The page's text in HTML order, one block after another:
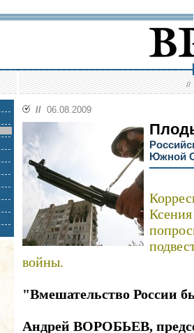
//
// 06.08.2009
Южной
войны.
"Вмешательство России
Андрей ВОРОБЬЕВ,